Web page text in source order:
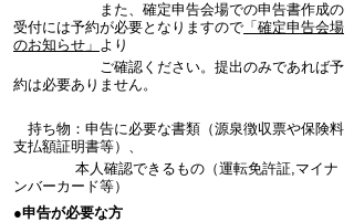
また、確定申告会場での申告書作成の
受付には予約が必要となりますので 「確定申告会場
のお知らせ」 より
ご確認ください。提出のみであれば予
約は必要ありません。
持ち物：申告に必要な書類（源泉徴収票や保険料
支払額証明書等）、
本人確認できるもの（運転免許証,マイナ
ンバーカード等）
●申告が必要な方